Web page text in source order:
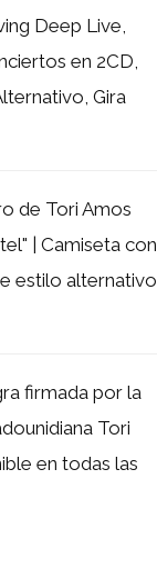
Deep Live,
en 2CD,
Gira
de Tori Amos
| Camiseta con
estilo alternativo
firmada por la
Tori
en todas las